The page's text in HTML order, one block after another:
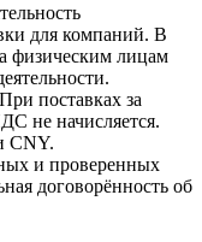
для компаний. В
физическим лицам
При поставках за
не начисляется.
CNY.
и проверенных
договорённость об